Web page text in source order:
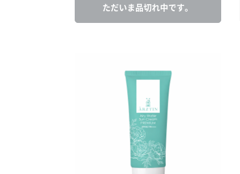
ただいま品切れ中です。